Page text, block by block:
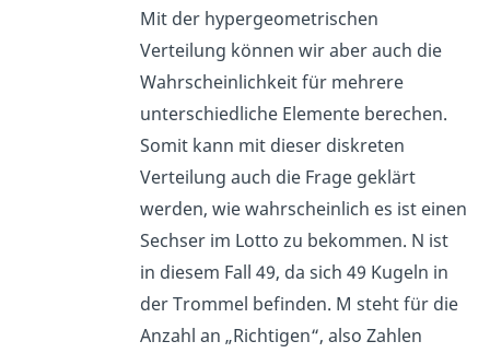
Mit der hypergeometrischen
Verteilung können wir aber auch die
Wahrscheinlichkeit für mehrere
unterschiedliche Elemente berechen.
Somit kann mit dieser diskreten
Verteilung auch die Frage geklärt
werden, wie wahrscheinlich es ist einen
Sechser im Lotto zu bekommen. N ist
in diesem Fall 49, da sich 49 Kugeln in
der Trommel befinden. M steht für die
Anzahl an „Richtigen“, also Zahlen